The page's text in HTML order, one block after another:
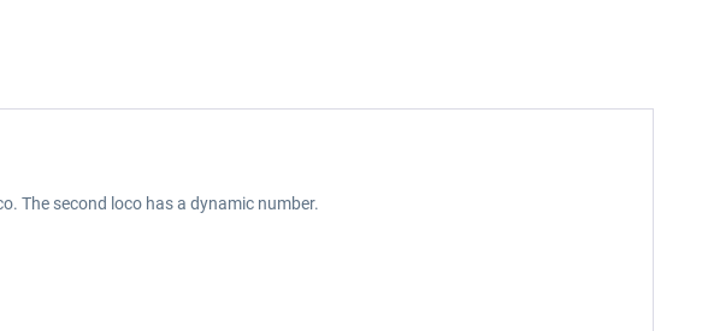
The second loco has a dynamic number.